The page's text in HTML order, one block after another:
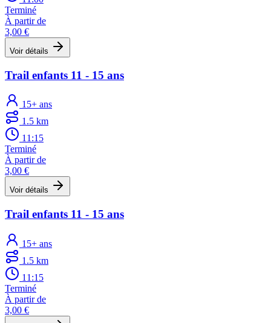
Terminé
À partir de
3,00 €
Voir détails
Trail enfants 11 - 15 ans
15+ ans
1.5 km
11:15
Terminé
À partir de
3,00 €
Voir détails
Trail enfants 11 - 15 ans
15+ ans
1.5 km
11:15
Terminé
À partir de
3,00 €